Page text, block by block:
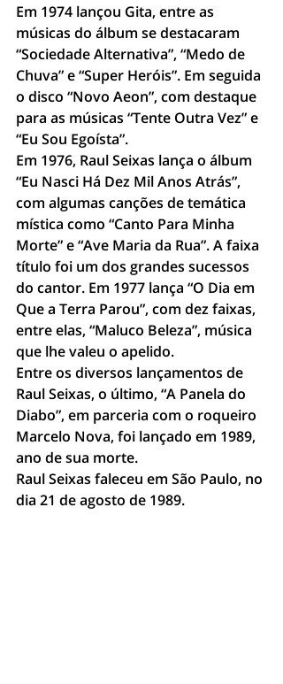
Em 1974 lançou Gita, entre as
músicas do álbum se destacaram
“Sociedade Alternativa”, “Medo de
Chuva” e “Super Heróis”. Em seguida
o disco “Novo Aeon”, com destaque
para as músicas “Tente Outra Vez” e
“Eu Sou Egoísta”.
Em 1976, Raul Seixas lança o álbum
“Eu Nasci Há Dez Mil Anos Atrás”,
com algumas canções de temática
mística como “Canto Para Minha
Morte” e “Ave Maria da Rua”. A faixa
título foi um dos grandes sucessos
do cantor. Em 1977 lança “O Dia em
Que a Terra Parou”, com dez faixas,
entre elas, “Maluco Beleza”, música
que lhe valeu o apelido.
Entre os diversos lançamentos de
Raul Seixas, o último, “A Panela do
Diabo”, em parceria com o roqueiro
Marcelo Nova, foi lançado em 1989,
ano de sua morte.
Raul Seixas faleceu em São Paulo, no
dia 21 de agosto de 1989.